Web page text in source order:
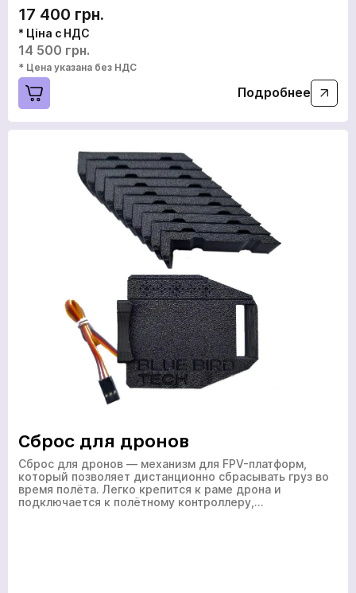
17 400 грн.
* Ціна с НДС
14 500 грн.
* Цена указана без НДС
Подробнее
Сброс для дронов
Сброс для дронов — механизм для FPV-платформ,
который позволяет дистанционно сбрасывать груз во
время полёта. Легко крепится к раме дрона и
подключается к полётному контроллеру,…